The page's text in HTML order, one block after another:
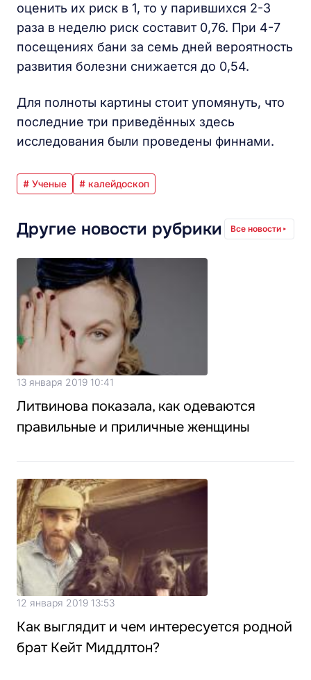
оценить их риск в 1, то у парившихся 2-3
раза в неделю риск составит 0,76. При 4-7
посещениях бани за семь дней вероятность
развития болезни снижается до 0,54.
Для полноты картины стоит упомянуть, что
последние три приведённых здесь
исследования были проведены финнами.
# Ученые # калейдоскоп
Другие новости рубрики Все новости
13 января 2019 10:41
Литвинова показала, как одеваются
правильные и приличные женщины
12 января 2019 13:53
Как выглядит и чем интересуется родной
брат Кейт Миддлтон?